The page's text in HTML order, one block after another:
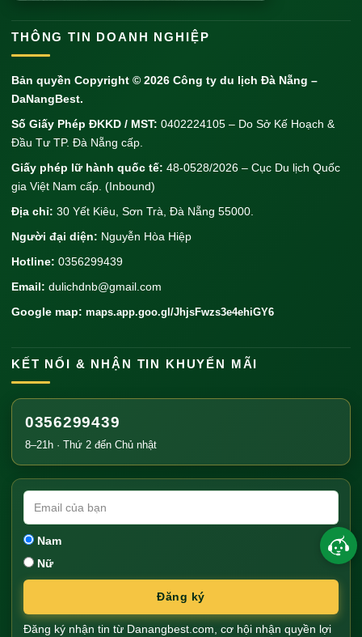
THÔNG TIN DOANH NGHIỆP
Bản quyền Copyright © 2026 Công ty du lịch Đà Nẵng –
DaNangBest.
Số Giấy Phép ĐKKD / MST: 0402224105 – Do Sở Kế Hoạch &
Đầu Tư TP. Đà Nẵng cấp.
Giấy phép lữ hành quốc tế: 48-0528/2026 – Cục Du lịch Quốc
gia Việt Nam cấp. (Inbound)
Địa chỉ: 30 Yết Kiêu, Sơn Trà, Đà Nẵng 55000.
Người đại diện: Nguyễn Hòa Hiệp
Hotline: 0356299439
Email: dulichdnb@gmail.com
Google map: maps.app.goo.gl/JhjsFwzs3e4ehiGY6
KẾT NỐI & NHẬN TIN KHUYẾN MÃI
0356299439
8–21h · Thứ 2 đến Chủ nhật
Nam
Nữ
Đăng ký
Đăng ký nhận tin từ Danangbest.com, cơ hội nhận quyền lợi